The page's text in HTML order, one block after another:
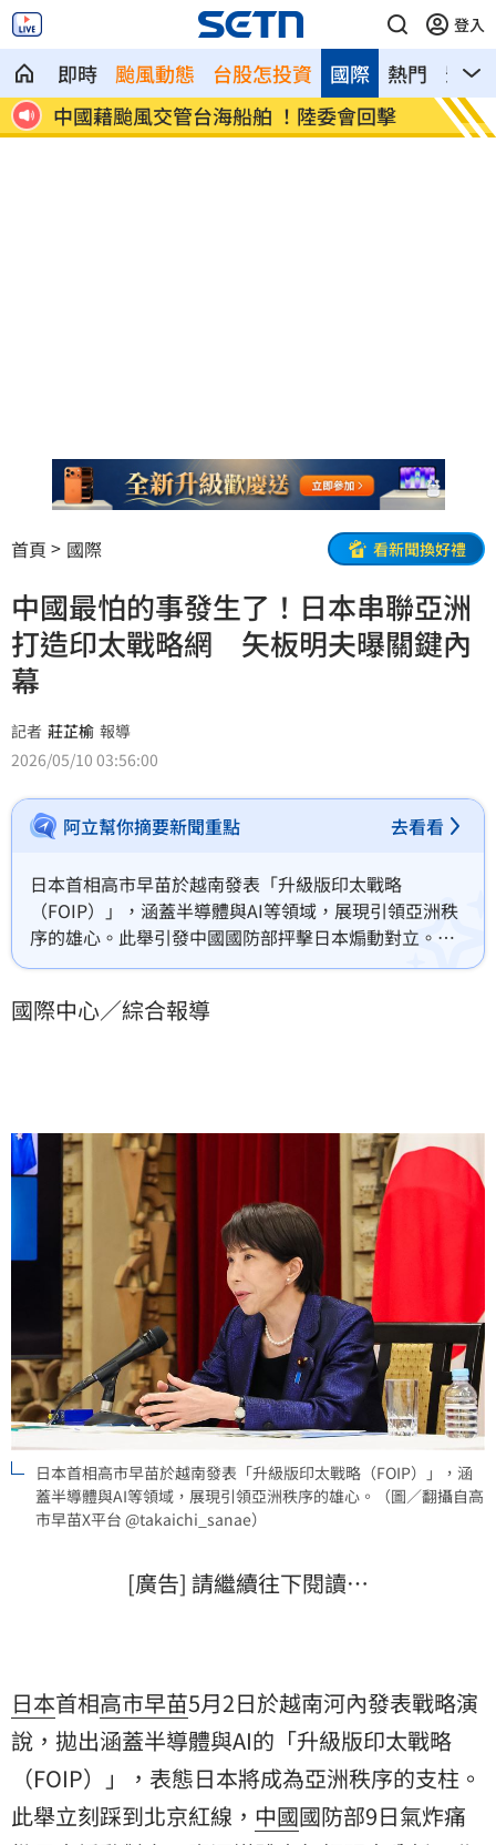
登入
即時 颱風動態 台股怎投資 熱門 影音
國際
白海豚甩雨彈！週末炸大雨區域曝光
獨／
幕
首頁 國際 看新聞換好禮
中國最怕的事發生了！日本串聯亞洲
打造印太戰略網 矢板明夫曝關鍵內
幕
記者 莊芷榆 報導
2026/05/10 03:56:00
阿立幫你摘要新聞重點 去看看
日本首相高市早苗於越南發表「升級版印太戰略
（FOIP）」，涵蓋半導體與AI等領域，展現引領亞洲秩
序的雄心。此舉引發中國國防部抨擊日本煽動對立。資
深媒體人矢板明夫分析，北京深感威脅主因在於日本已
中國各個擊破的算盤。這場外交博弈標誌著日本從跟隨
國際中心／綜合報導
日本首相高市早苗於越南發表「升級版印太戰略（FOIP）」，涵
蓋半導體與AI等領域，展現引領亞洲秩序的雄心。（圖／翻攝自高
市早苗X平台 @takaichi_sanae）
[廣告] 請繼續往下閱讀…
日本首相高市早苗5月2日於越南河內發表戰略演
說，拋出涵蓋半導體與AI的「升級版印太戰略
（FOIP）」，表態日本將成為亞洲秩序的支柱。
此舉立刻踩到北京紅線， 中國國防部9日氣炸痛